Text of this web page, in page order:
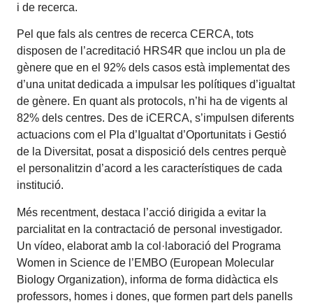
i de recerca.
Pel que fals als centres de recerca CERCA, tots
disposen de l’acreditació HRS4R que inclou un pla de
gènere que en el 92% dels casos està implementat des
d’una unitat dedicada a impulsar les polítiques d’igualtat
de gènere. En quant als protocols, n’hi ha de vigents al
82% dels centres. Des de iCERCA, s’impulsen diferents
actuacions com el Pla d’Igualtat d’Oportunitats i Gestió
de la Diversitat, posat a disposició dels centres perquè
el personalitzin d’acord a les característiques de cada
institució.
Més recentment, destaca l’acció dirigida a evitar la
parcialitat en la contractació de personal investigador.
Un vídeo, elaborat amb la col·laboració del Programa
Women in Science de l’EMBO (European Molecular
Biology Organization), informa de forma didàctica els
professors, homes i dones, que formen part dels panells